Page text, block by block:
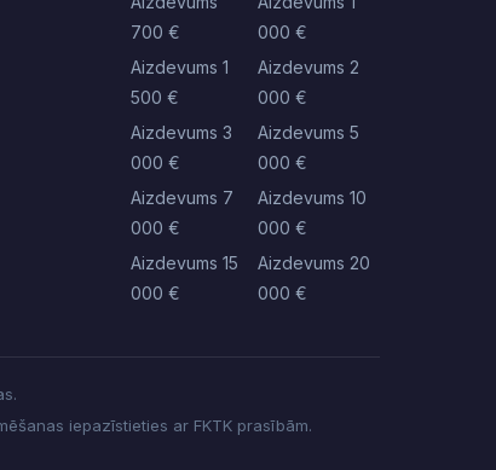
700 €
000 €
Aizdevums 1
500 €
Aizdevums 2
000 €
Aizdevums 3
000 €
Aizdevums 5
000 €
Aizdevums 7
000 €
Aizdevums 10
000 €
Aizdevums 15
000 €
Aizdevums 20
000 €
iepazīstieties ar FKTK prasībām.